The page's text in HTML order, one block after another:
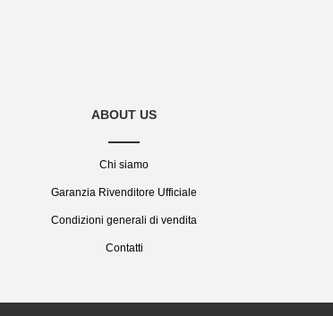
ABOUT US
Chi siamo
Garanzia Rivenditore Ufficiale
Condizioni generali di vendita
Contatti